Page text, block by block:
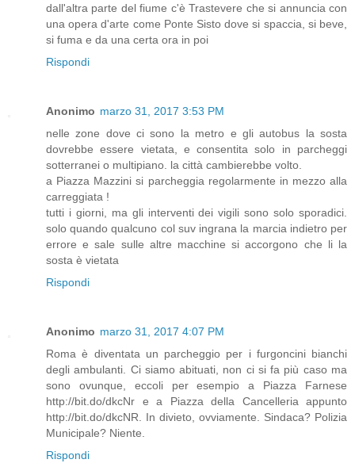
dall'altra parte del fiume c'è Trastevere che si annuncia con
una opera d'arte come Ponte Sisto dove si spaccia, si beve,
si fuma e da una certa ora in poi
Rispondi
Anonimo marzo 31, 2017 3:53 PM
nelle zone dove ci sono la metro e gli autobus la sosta
dovrebbe essere vietata, e consentita solo in parcheggi
sotterranei o multipiano. la città cambierebbe volto.
a Piazza Mazzini si parcheggia regolarmente in mezzo alla
carreggiata !
tutti i giorni, ma gli interventi dei vigili sono solo sporadici.
solo quando qualcuno col suv ingrana la marcia indietro per
errore e sale sulle altre macchine si accorgono che li la
sosta è vietata
Rispondi
Anonimo marzo 31, 2017 4:07 PM
Roma è diventata un parcheggio per i furgoncini bianchi
degli ambulanti. Ci siamo abituati, non ci si fa più caso ma
sono ovunque, eccoli per esempio a Piazza Farnese
http://bit.do/dkcNr e a Piazza della Cancelleria appunto
http://bit.do/dkcNR. In divieto, ovviamente. Sindaca? Polizia
Municipale? Niente.
Rispondi